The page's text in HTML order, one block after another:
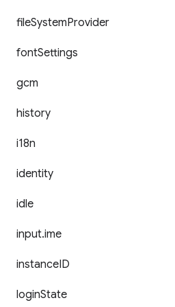
fileSystemProvider
fontSettings
gcm
history
i18n
identity
idle
input.ime
instanceID
loginState